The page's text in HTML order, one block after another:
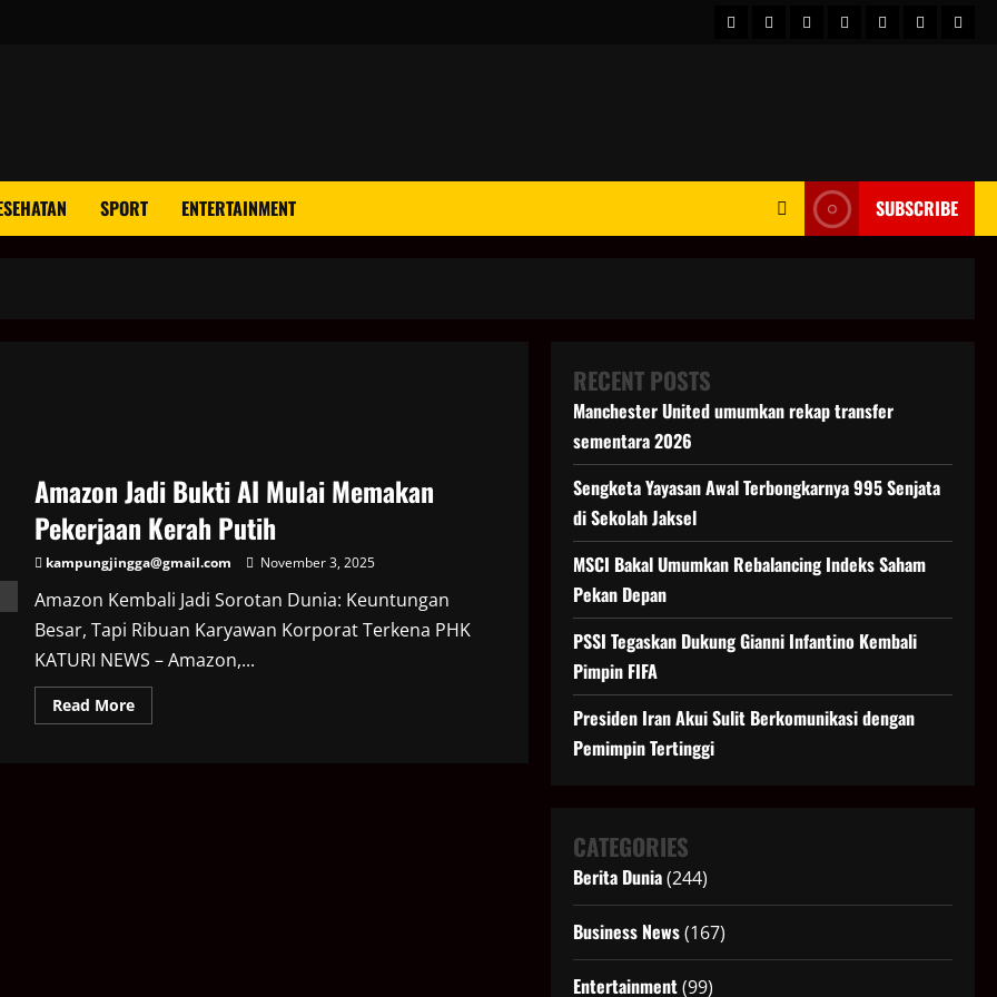
HOMEBeritahot
BusinessKesehatan
Sport
SPORT ENTERTAINMENT SUBSCRIBE
Amazon Jadi Bukti AI Mulai Memakan
Pekerjaan Kerah Putih
kampungjingga@gmail.com November 3, 2025
Amazon Kembali Jadi Sorotan Dunia: Keuntungan
Besar, Tapi Ribuan Karyawan Korporat Terkena PHK
KATURI NEWS – Amazon,...
Read MoreRead
more
RECENT POSTS
Manchester United umumkan rekap transfer
sementara 2026
Sengketa Yayasan Awal Terbongkarnya 995 Senjata
di Sekolah Jaksel
MSCI Bakal Umumkan Rebalancing Indeks Saham
Pekan Depan
PSSI Tegaskan Dukung Gianni Infantino Kembali
Pimpin FIFA
Presiden Iran Akui Sulit Berkomunikasi dengan
Pemimpin Tertinggi
CATEGORIES
Berita Dunia(244)
Business News(167)
Entertainment(99)